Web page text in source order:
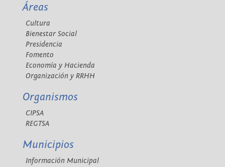
Áreas
Cultura
Bienestar Social
Presidencia
Fomento
Economía y Hacienda
Organización y RRHH
Organismos
CIPSA
REGTSA
Municipios
Información Municipal